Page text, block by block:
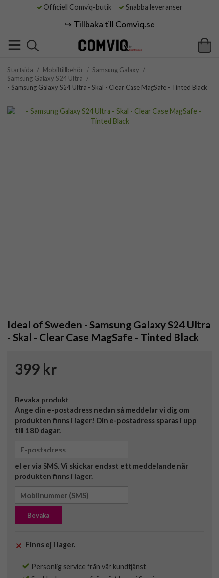
Officiell Comviq-butik Snabba leveranser
↪️ Tillbaka till Comviq.se
Startsida / Mobiltillbehör / Samsung Galaxy /
Samsung Galaxy S24 Ultra /
- Samsung Galaxy S24 Ultra - Skal - Clear Case MagSafe - Tinted Black
Ideal of Sweden - Samsung Galaxy S24 Ultra
- Skal - Clear Case MagSafe - Tinted Black
399 kr
Bevaka produkt
Ange din e-postadress nedan så meddelar vi dig om
produkten finns i lager! Din e-postadress sparas i upp
till 180 dagar.
eller via SMS. Vi skickar endast ett meddelande när
produkten finns i lager.
Bevaka
Finns ej i lager.
Personlig service från vår kundtjänst